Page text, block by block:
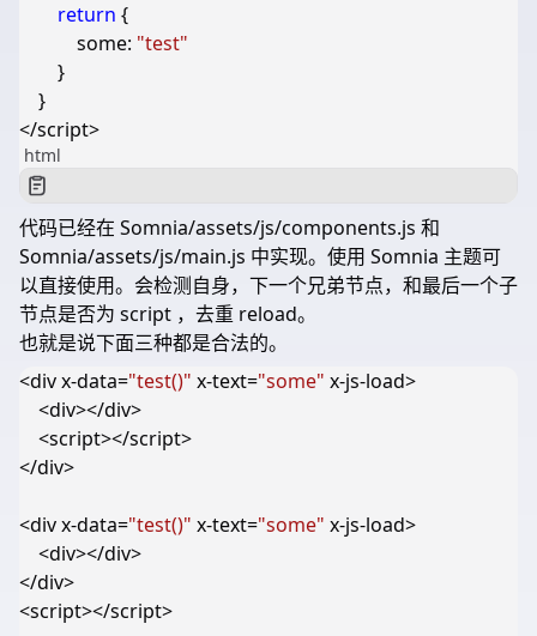
return {
some: "test"
}
}
</script>
html
代码已经在 Somnia/assets/js/components.js 和
Somnia/assets/js/main.js 中实现。使用 Somnia 主题可
以直接使用。会检测自身，下一个兄弟节点，和最后一个子
节点是否为 script ，去重 reload。
也就是说下面三种都是合法的。
<divx-data="test()" x-text="some" x-js-load>
<div></div>
<script></script>
</div>
<divx-data="test()" x-text="some" x-js-load>
<div></div>
</div>
<script></script>